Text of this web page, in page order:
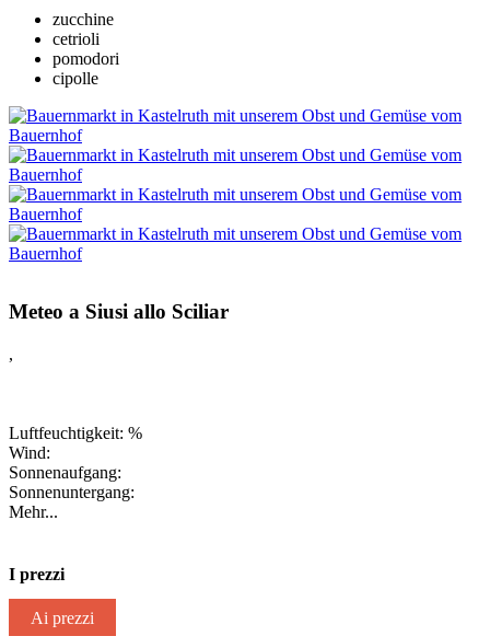
zucchine
cetrioli
pomodori
cipolle
Meteo a Siusi allo Sciliar
,
Luftfeuchtigkeit: %
Wind:
Sonnenaufgang:
Sonnenuntergang:
Mehr...
I prezzi
Ai prezzi